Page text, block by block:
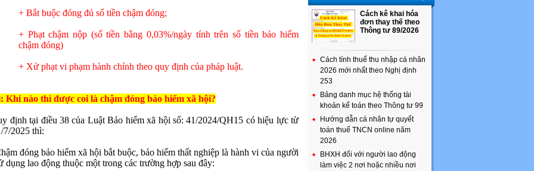
+ Bắt buộc đóng đủ số tiền chậm đóng;
+ Phạt chậm nộp (số tiền bằng 0,03%/ngày tính trên số tiền bảo hiểm
chậm đóng)
+ Xử phạt vi phạm hành chính theo quy định của pháp luật.
Khi nào thì được coi là chậm đóng bảo hiểm xã hội?
định tại điều 38 của Luật Bảo hiểm xã hội số: 41/2024/QH15 có hiệu lực từ
7/2025 thì:
đóng bảo hiểm xã hội bắt buộc, bảo hiểm thất nghiệp là hành vi của người
dụng lao động thuộc một trong các trường hợp sau đây:
Cách kê khai hóa
đơn thay thế theo
Thông tư 89/2026
Cách tính thuế thu nhập cá nhân
2026 mới nhất theo Nghị định
253
Bảng danh mục hệ thống tài
khoản kế toán theo Thông tư 99
Hướng dẫn cá nhân tự quyết
toán thuế TNCN online năm
2026
BHXH đối với người lao động
làm việc 2 nơi hoặc nhiều nơi